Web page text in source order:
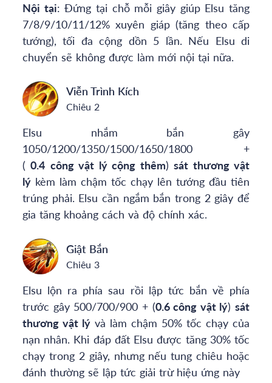
Nội tại: Đứng tại chỗ mỗi giây giúp Elsu tăng
7/8/9/10/11/12% xuyên giáp (tăng theo cấp
tướng), tối đa cộng dồn 5 lần. Nếu Elsu di
chuyển sẽ không được làm mới nội tại nữa.
Viễn Trình Kích
Chiêu 2
Elsu nhắm bắn gây
1050/1200/1350/1500/1650/1800 +
(0.4 công vật lý cộng thêm)sát thương vật
lý kèm làm chậm tốc chạy lên tướng đầu tiên
trúng phải. Elsu cần ngắm bắn trong 2 giây để
gia tăng khoảng cách và độ chính xác.
Giật Bắn
Chiêu 3
Elsu lộn ra phía sau rồi lập tức bắn về phía
trước gây 500/700/900 + (0.6 công vật lý) sát
thương vật lý và làm chậm 50% tốc chạy của
nạn nhân. Khi đáp đất Elsu được tăng 30% tốc
chạy trong 2 giây, nhưng nếu tung chiêu hoặc
đánh thường sẽ lập tức giải trừ hiệu ứng này